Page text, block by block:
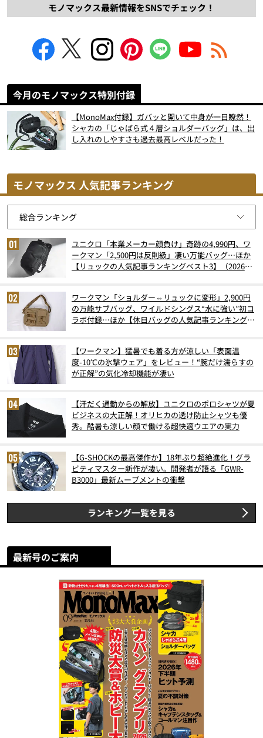
モノマックス最新情報をSNSでチェック！
今月のモノマックス特別付録
【MonoMax付録】ガバッと開いて中身が一目瞭然！
シャカの「じゃばら式４層ショルダーバッグ」は、出
し入れのしやすさも過去最高レベルだった！
モノマックス 人気記事ランキング
ユニクロ「本業メーカー顔負け」奇跡の4,990円、ワ
ークマン「2,500円は反則級」凄い万能バッグ…ほか
【リュックの人気記事ランキングベスト3】（2026年
ワークマン「ショルダー⇔リュックに変形」2,900円
の万能サブバッグ、ワイルドシングス“水に強い”初コ
ラボ付録…ほか【休日バッグの人気記事ランキングベ
【ワークマン】猛暑でも着る方が涼しい「表面温
度-10℃の氷撃ウェア」をレビュー！“腕だけ濡らすの
が正解”の気化冷却機能が凄い
【汗だく通勤からの解放】ユニクロのポロシャツが夏
ビジネスの大正解！オリヒカの透け防止シャツも優
秀。酷暑も涼しい顔で働ける超快適ウエアの実力
【G-SHOCKの最高傑作か】18年ぶり超絶進化！グラ
ビティマスター新作が凄い。開発者が語る「GWR-
B3000」最新ムーブメントの衝撃
ランキング一覧を見る
最新号のご案内